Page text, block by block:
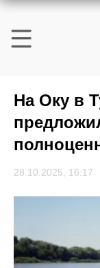
На Оку в
28.10.2025, 16:17